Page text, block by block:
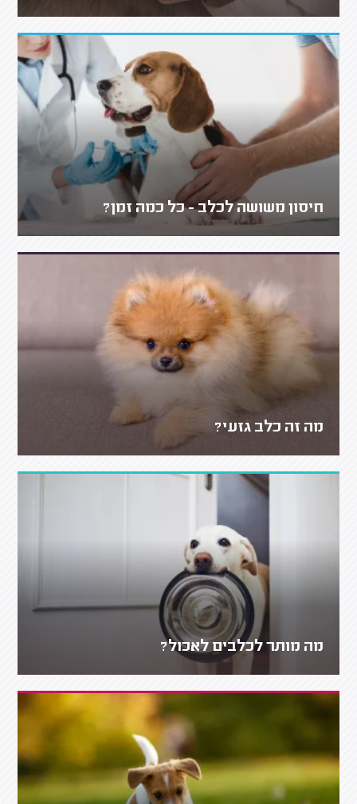
חיסון משושה לכלב - כל כמה זמן?
מה זה כלב גזעי?
מה מותר לכלבים לאכול?